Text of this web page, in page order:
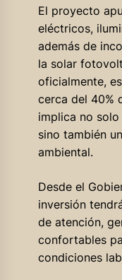
El proyecto
eléctricos,
además de
la solar
oficialmente,
cerca del 40%
implica no
sino también
ambiental.
Desde el
inversión
de atención,
confortables
condiciones